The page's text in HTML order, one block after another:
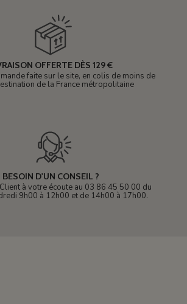
OFFERTE DÈS 129 €
faite sur le site, en colis de moins de
de la France métropolitaine
BESOIN D'UN CONSEIL ?
à votre écoute au 03 86 45 50 00 du
9h00 à 12h00 et de 14h00 à 17h00.